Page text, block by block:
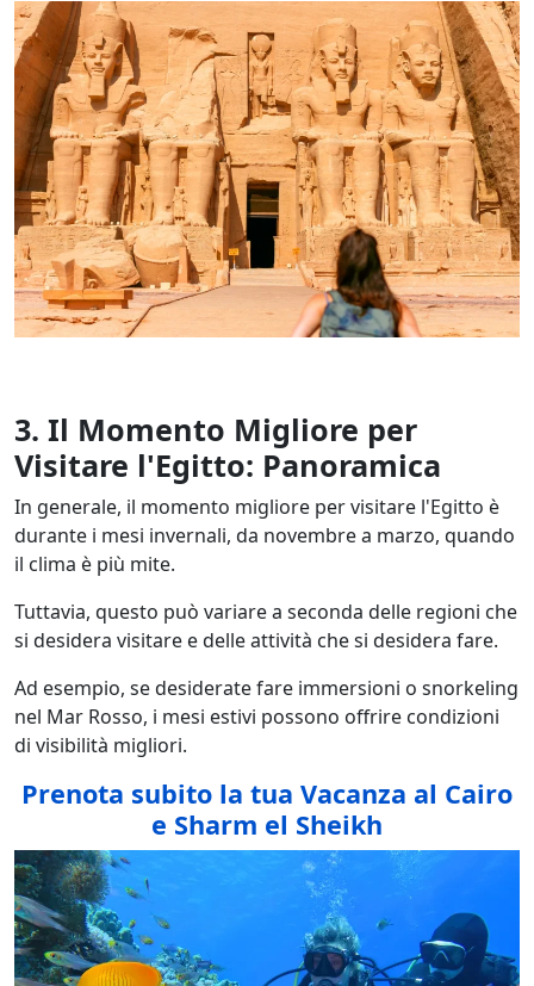
3. Il Momento Migliore per
Visitare l'Egitto: Panoramica
In generale, il momento migliore per visitare l'Egitto è
durante i mesi invernali, da novembre a marzo, quando
il clima è più mite.
Tuttavia, questo può variare a seconda delle regioni che
si desidera visitare e delle attività che si desidera fare.
Ad esempio, se desiderate fare immersioni o snorkeling
nel Mar Rosso, i mesi estivi possono offrire condizioni
di visibilità migliori.
Prenota subito la tua Vacanza al Cairo
e Sharm el Sheikh